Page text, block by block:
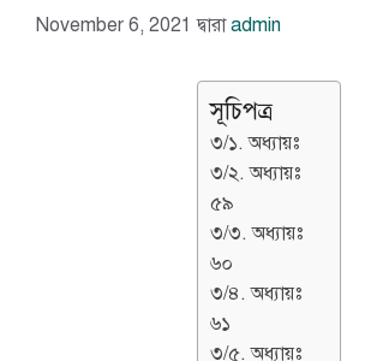
November 6, 2021 দ্বারাadmin
সূচিপত্র
৩/১. অধ্যায়ঃ
৩/২. অধ্যায়ঃ
৫৯
৩/৩. অধ্যায়ঃ
৬০
৩/৪. অধ্যায়ঃ
৬১
৩/৫. অধ্যায়ঃ